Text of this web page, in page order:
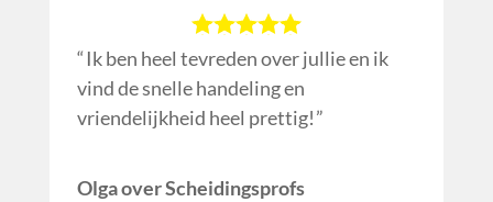
Ik ben heel tevreden over jullie en ik
vind de snelle handeling en
vriendelijkheid heel prettig!
Olga over Scheidingsprofs